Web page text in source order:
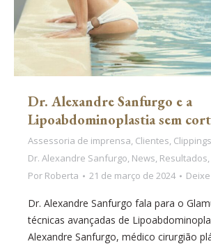
Dr. Alexandre Sanfurgo e a
Lipoabdominoplastia sem
Assessoria de imprensa, Clientes, Clippings
Dr. Alexandre Sanfurgo, News, Resultados,
Por Roberta 21 de março de 2024
Dr. Alexandre Sanfurgo fala para o
técnicas avançadas de
Alexandre Sanfurgo, médico cirurgião